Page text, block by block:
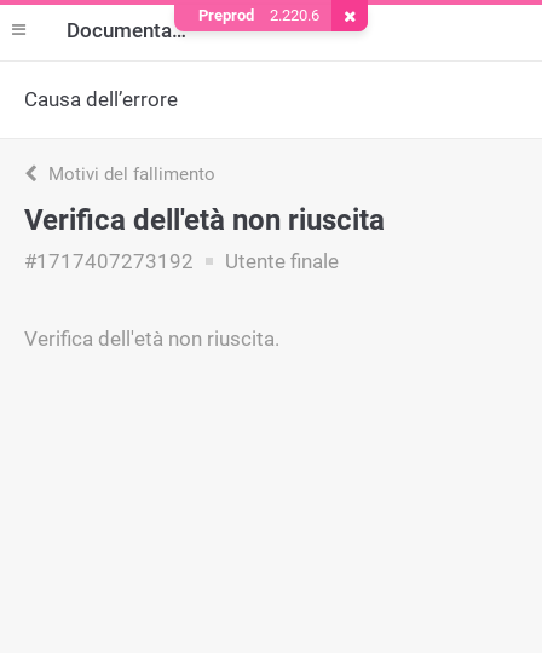
Documentazione
Causa dell’errore
Motivi del fallimento
Verifica dell'età non riuscita
#1717407273192 Utente finale
Verifica dell'età non riuscita.
Preprod 2.220.6 Rimuovere il cookie